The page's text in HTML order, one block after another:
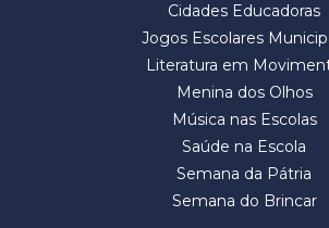
Cidades Educadoras
Jogos Escolares
Literatura em
Menina dos Olhos
Música nas Escolas
Saúde na Escola
Semana da Pátria
Semana do Brincar